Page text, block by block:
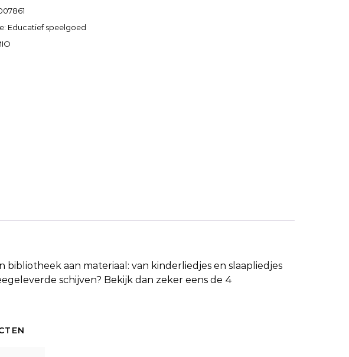
Educatief speelgoed
bibliotheek aan materiaal: van kinderliedjes en slaapliedjes
schijven? Bekijk dan zeker eens de 4